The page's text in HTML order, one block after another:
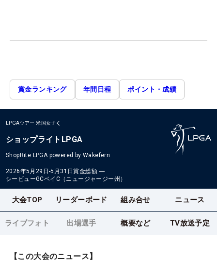
賞金ランキング 年間日程 ポイント・成績
LPGAツアー 米国女子
ショップライトLPGA
ShopRite LPGA powered by Wakefern
2026年5月29日-5月31日賞金総額 ―
シービューGCベイC（ニュージャージー州）
大会TOP リーダーボード 組み合せ ニュース
ライブフォト 出場選手 概要など TV放送予定
【この大会のニュース】